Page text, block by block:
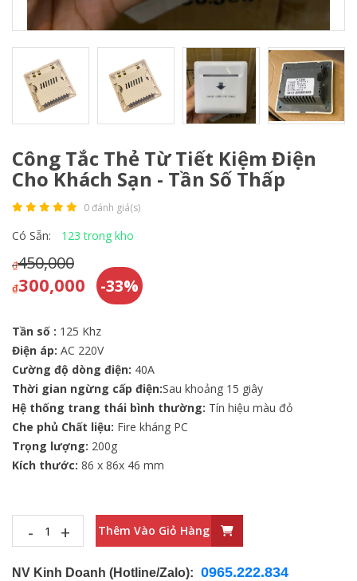
Công Tắc Thẻ Từ Tiết Kiệm Điện
Cho Khách Sạn - Tần Số Thấp
0 đánh giá(s)
Có Sẵn: 123 trong kho
₫450,000
₫300,000 -33%
Tần số : 125 Khz
Điện áp: AC 220V
Cường độ dòng điện: 40A
Thời gian ngừng cấp điện:Sau khoảng 15 giây
Hệ thống trang thái bình thường: Tín hiệu màu đỏ
Che phủ Chất liệu: Fire kháng PC
Trọng lượng: 200g
Kích thước: 86 x 86x 46 mm
- + Thêm Vào Giỏ Hàng
NV Kinh Doanh (Hotline/Zalo): 0965.222.834